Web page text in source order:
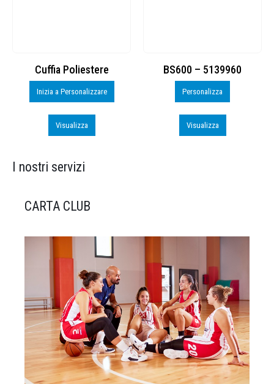
Cuffia Poliestere
Inizia a Personalizzare
Visualizza
BS600 – 5139960
Personalizza
Visualizza
I nostri servizi
CARTA CLUB